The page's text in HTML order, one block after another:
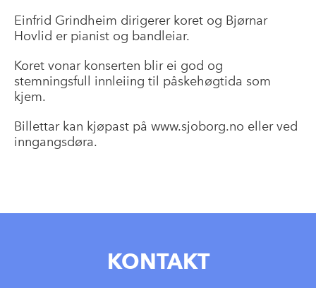
Einfrid Grindheim dirigerer koret og Bjørnar
Hovlid er pianist og bandleiar.
Koret vonar konserten blir ei god og
stemningsfull innleiing til påskehøgtida som
kjem.
Billettar kan kjøpast på www.sjoborg.no eller ved
inngangsdøra.
KONTAKT